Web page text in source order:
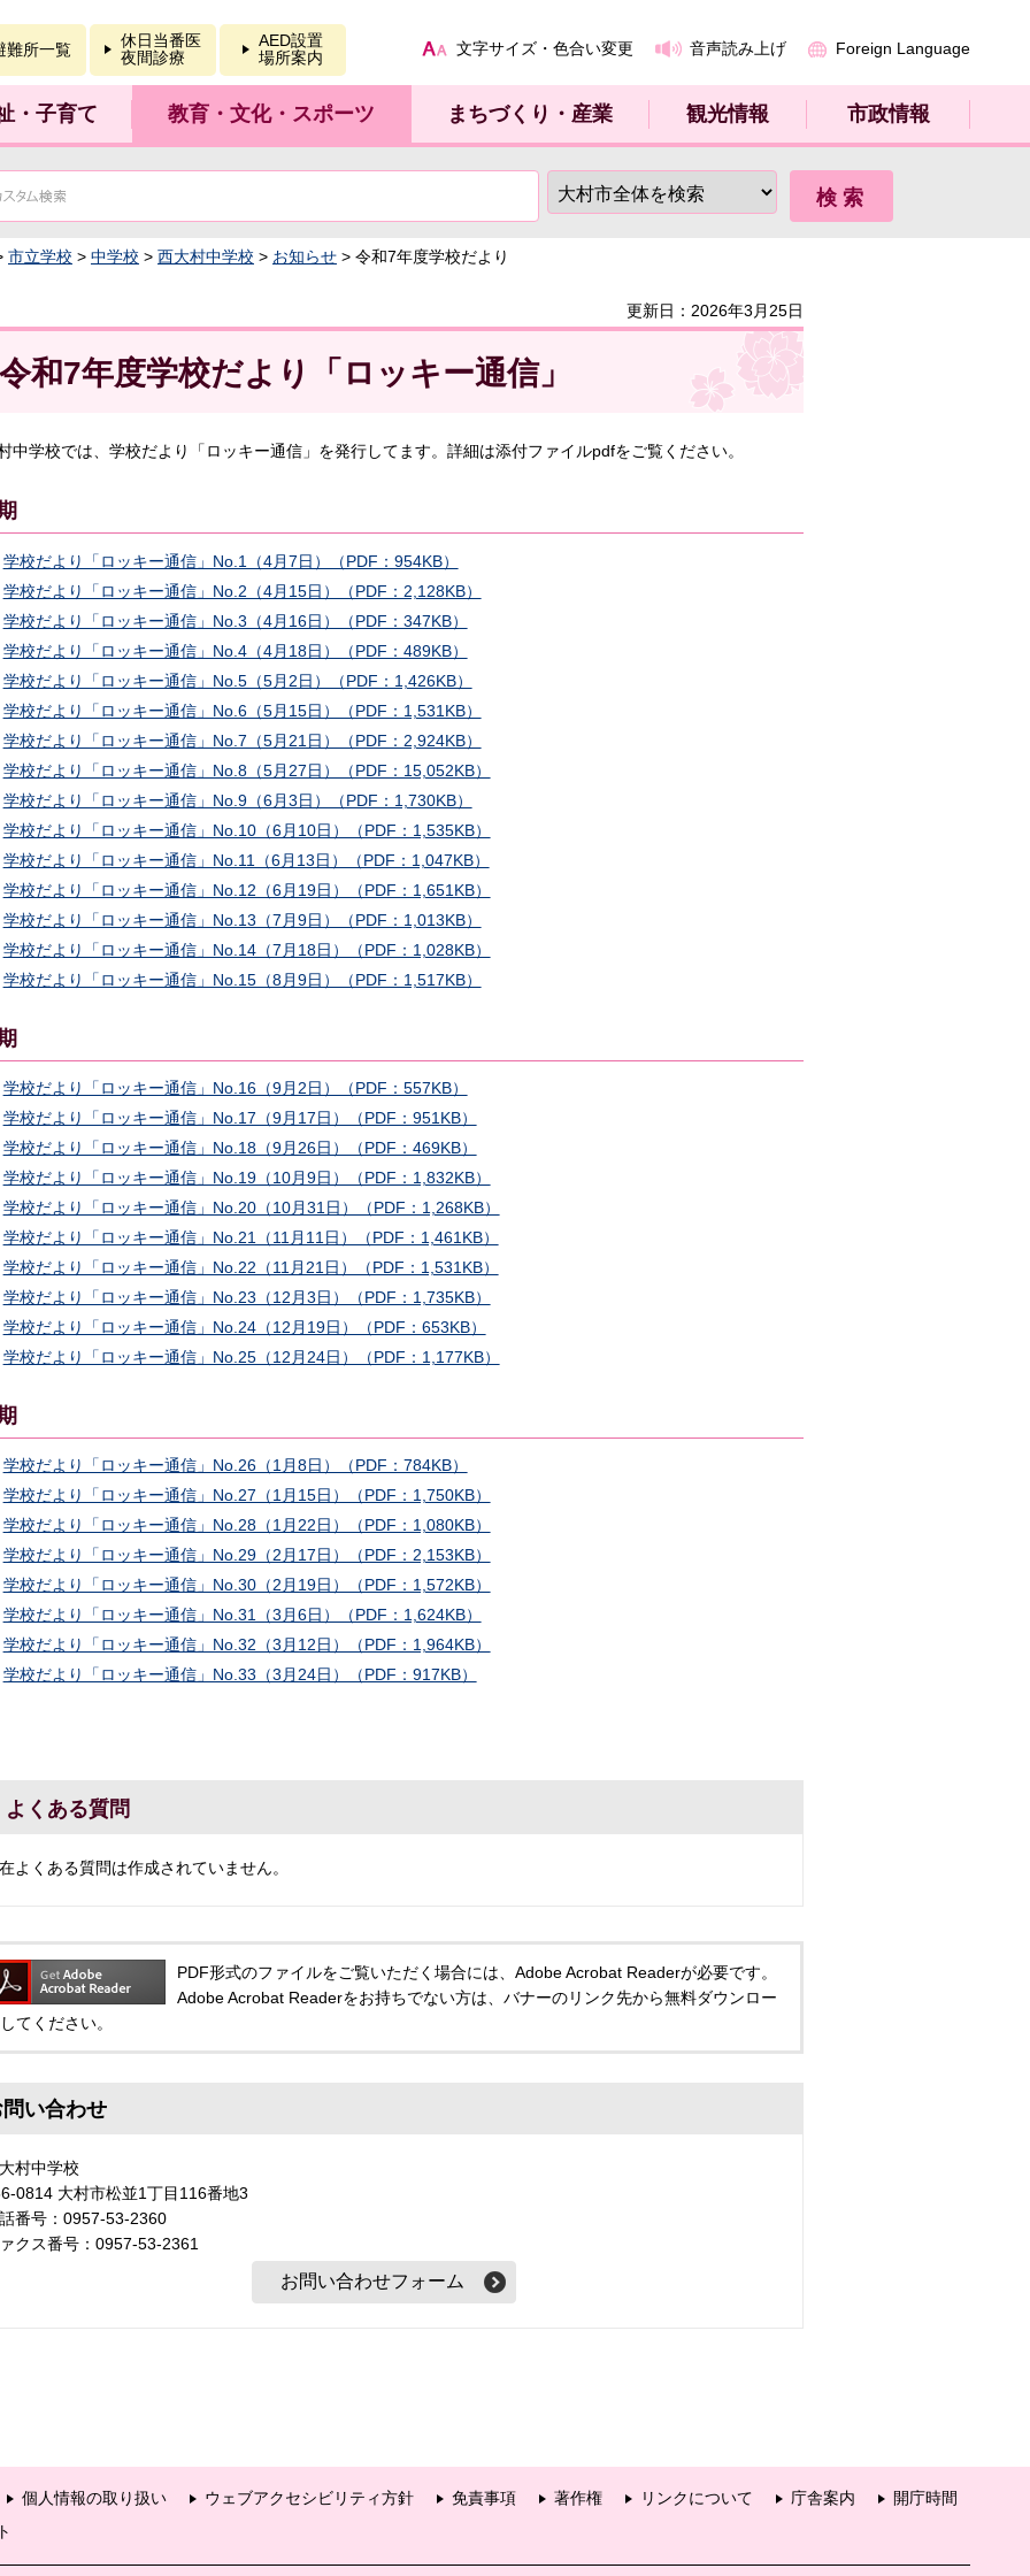
難所一覧
休日当番医
夜間診療
AED設置
場所案内
文字サイズ・色合い変更 音声読み上げ Foreign Language
・子育て 教育・文化・スポーツ まちづくり・産業 観光情報 市政情報
市立学校 > 中学校 > 西大村中学校 > お知らせ > 令和7年度学校だより
更新日：2026年3月25日
令和7年度学校だより「ロッキー通信」
中学校では、学校だより「ロッキー通信」を発行してます。詳細は添付ファイルpdfをご覧ください。
学校だより「ロッキー通信」No.1（4月7日）（PDF：954KB）
学校だより「ロッキー通信」No.2（4月15日）（PDF：2,128KB）
学校だより「ロッキー通信」No.3（4月16日）（PDF：347KB）
学校だより「ロッキー通信」No.4（4月18日）（PDF：489KB）
学校だより「ロッキー通信」No.5（5月2日）（PDF：1,426KB）
学校だより「ロッキー通信」No.6（5月15日）（PDF：1,531KB）
学校だより「ロッキー通信」No.7（5月21日）（PDF：2,924KB）
学校だより「ロッキー通信」No.8（5月27日）（PDF：15,052KB）
学校だより「ロッキー通信」No.9（6月3日）（PDF：1,730KB）
学校だより「ロッキー通信」No.10（6月10日）（PDF：1,535KB）
学校だより「ロッキー通信」No.11（6月13日）（PDF：1,047KB）
学校だより「ロッキー通信」No.12（6月19日）（PDF：1,651KB）
学校だより「ロッキー通信」No.13（7月9日）（PDF：1,013KB）
学校だより「ロッキー通信」No.14（7月18日）（PDF：1,028KB）
学校だより「ロッキー通信」No.15（8月9日）（PDF：1,517KB）
学校だより「ロッキー通信」No.16（9月2日）（PDF：557KB）
学校だより「ロッキー通信」No.17（9月17日）（PDF：951KB）
学校だより「ロッキー通信」No.18（9月26日）（PDF：469KB）
学校だより「ロッキー通信」No.19（10月9日）（PDF：1,832KB）
学校だより「ロッキー通信」No.20（10月31日）（PDF：1,268KB）
学校だより「ロッキー通信」No.21（11月11日）（PDF：1,461KB）
学校だより「ロッキー通信」No.22（11月21日）（PDF：1,531KB）
学校だより「ロッキー通信」No.23（12月3日）（PDF：1,735KB）
学校だより「ロッキー通信」No.24（12月19日）（PDF：653KB）
学校だより「ロッキー通信」No.25（12月24日）（PDF：1,177KB）
学校だより「ロッキー通信」No.26（1月8日）（PDF：784KB）
学校だより「ロッキー通信」No.27（1月15日）（PDF：1,750KB）
学校だより「ロッキー通信」No.28（1月22日）（PDF：1,080KB）
学校だより「ロッキー通信」No.29（2月17日）（PDF：2,153KB）
学校だより「ロッキー通信」No.30（2月19日）（PDF：1,572KB）
学校だより「ロッキー通信」No.31（3月6日）（PDF：1,624KB）
学校だより「ロッキー通信」No.32（3月12日）（PDF：1,964KB）
学校だより「ロッキー通信」No.33（3月24日）（PDF：917KB）
よくある質問
よくある質問は作成されていません。
PDF形式のファイルをご覧いただく場合には、Adobe Acrobat Readerが必要です。
Adobe Acrobat Readerをお持ちでない方は、バナーのリンク先から無料ダウンロー
てください。
い合わせ
村中学校
0814 大村市松並1丁目116番地3
番号：0957-53-2360
クス番号：0957-53-2361
個人情報の取り扱い ウェブアクセシビリティ方針 免責事項 著作権 リンクについて 庁舎案内
開庁時間